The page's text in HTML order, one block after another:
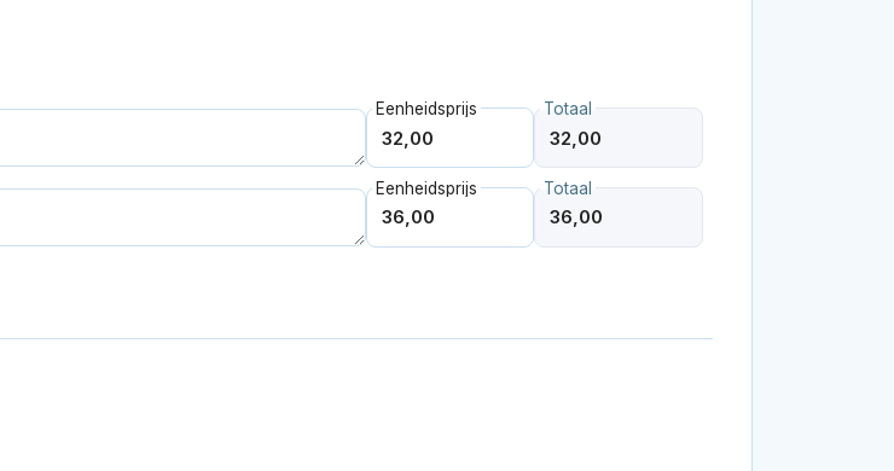
Eenheidsprijs Totaal
Eenheidsprijs Totaal